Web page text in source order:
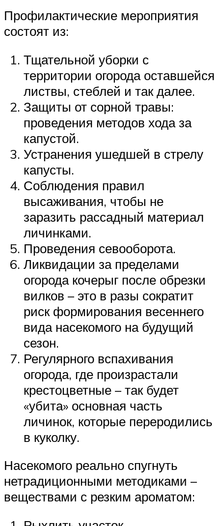
Профилактические мероприятия
состоят из:
Тщательной уборки с
территории огорода оставшейся
листвы, стеблей и так далее.
Защиты от сорной травы:
проведения методов хода за
капустой.
Устранения ушедшей в стрелу
капусты.
Соблюдения правил
высаживания, чтобы не
заразить рассадный материал
личинками.
Проведения севооборота.
Ликвидации за пределами
огорода кочерыг после обрезки
вилков – это в разы сократит
риск формирования весеннего
вида насекомого на будущий
сезон.
Регулярного вспахивания
огорода, где произрастали
крестоцветные – так будет
«убита» основная часть
личинок, которые переродились
в куколку.
Насекомого реально спугнуть
нетрадиционными методиками –
веществами с резким ароматом: